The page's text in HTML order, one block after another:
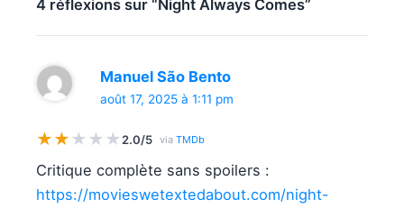
4 réflexions sur “Night Always Comes”
Manuel São Bento
août 17, 2025 à 1:11 pm
★★★ ★ ★ 2.0/5 via TMDb
Critique complète sans spoilers :
https://movieswetextedabout.com/night-